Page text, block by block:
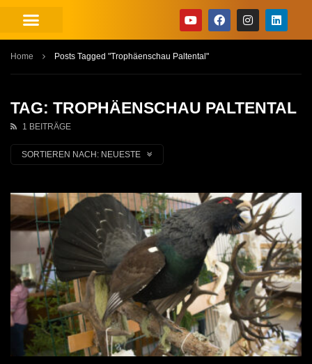
Home Posts Tagged "Trophäenschau Paltental"
TAG: TROPHÄENSCHAU PALTENTAL
1 BEITRÄGE
SORTIEREN NACH: NEUESTE